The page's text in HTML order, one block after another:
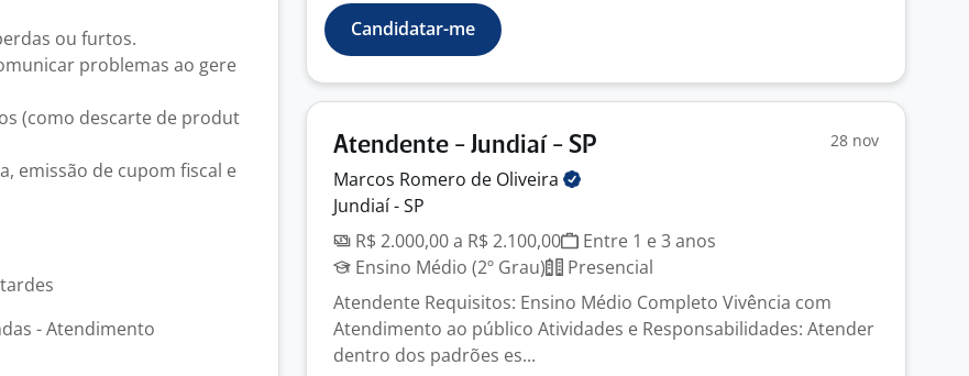
ou furtos.
problemas ao gere
(como descarte de produt
emissão de cupom fiscal e
- Atendimento
Candidatar-me
Atendente - Jundiaí - SP 28 nov
Marcos Romero de Oliveira
Jundiaí - SP
R$ 2.000,00 a R$ 2.100,00
Entre 1 e 3 anos
Ensino Médio (2º Grau)
Presencial
Atendente Requisitos: Ensino Médio Completo Vivência com
Atendimento ao público Atividades e Responsabilidades: Atender
dentro dos padrões es...